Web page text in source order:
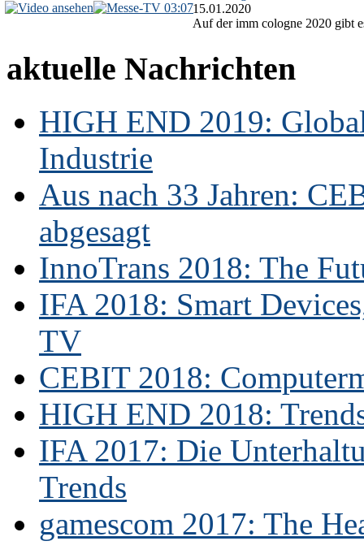
03:0715.01.2020
Auf der imm cologne 2020 gibt
aktuelle Nachrichten
HIGH END 2019:
Industrie
Aus nach 33 Jahren:
abgesagt
InnoTrans 2018: The
IFA 2018: Smart
TV
CEBIT 2018:
HIGH END 2018:
IFA 2017: Die
Trends
gamescom 2017: The